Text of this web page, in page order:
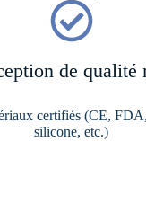
de qualité
certifiés (CE,
silicone, etc.)